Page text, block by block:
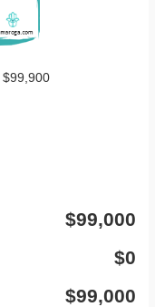
$99,900
$99,000
$0
$99,000